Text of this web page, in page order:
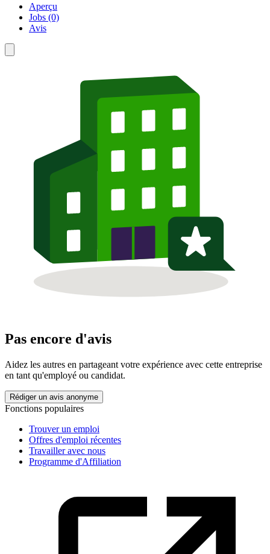
Aperçu
Jobs (0)
Avis
Pas encore d'avis
Aidez les autres en partageant votre expérience avec cette entreprise
en tant qu'employé ou candidat.
Rédiger un avis anonyme
Fonctions populaires
Trouver un emploi
Offres d'emploi récentes
Travailler avec nous
Programme d'Affiliation